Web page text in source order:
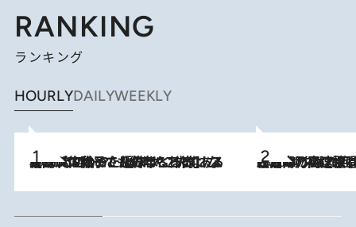
RANKING
ランキング
HOURLYDAILYWEEKLY
2026.8.5
【阿川佐和子さんの年とる力】なぜ70代で始めた趣味は“こんなに楽しい”のか？ ピアノ、俳句…スランプに陥っても続けられる“ある秘訣”とは 2026.8.7
「湘南乃風に憧れて」観客大盛上がりの“タオル回し”に、ラッパー顔負けの高速歌唱まで…さだまさし（74）のアグレッシブすぎる現在地